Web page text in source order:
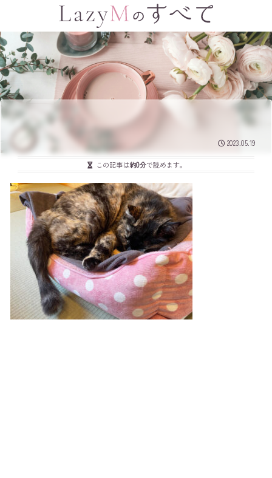
2023.05.19
この記事は約0分で読めます。